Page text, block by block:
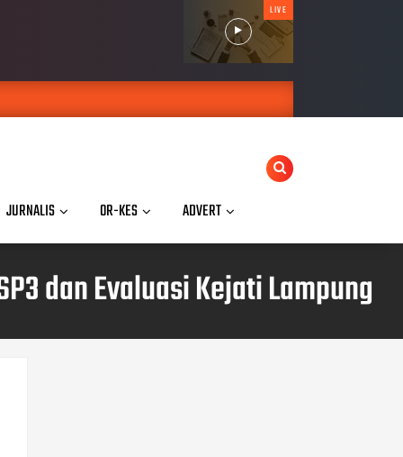
LIVE
JURNALIS OR-KES ADVERT
dan Evaluasi Kejati Lampung